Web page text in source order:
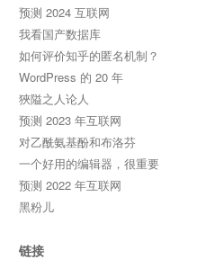
预测 2024 互联网
我看国产数据库
如何评价知乎的匿名机制？
WordPress 的 20 年
狹隘之人论人
预测 2023 年互联网
对乙酰氨基酚和布洛芬
一个好用的编辑器，很重要
预测 2022 年互联网
黑粉儿
链接